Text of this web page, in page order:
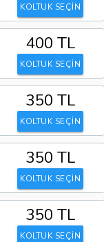
KOLTUK SEÇİN
400 TL
KOLTUK SEÇİN
350 TL
KOLTUK SEÇİN
350 TL
KOLTUK SEÇİN
350 TL
KOLTUK SEÇİN